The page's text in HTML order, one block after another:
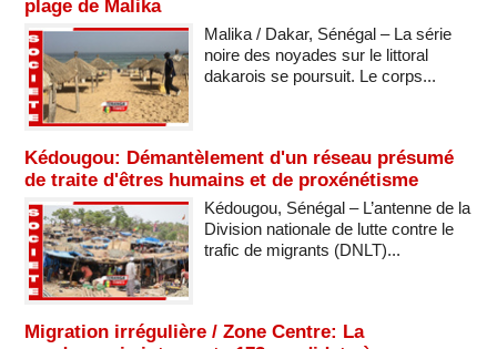
plage de Malika
Malika / Dakar, Sénégal – La série
noire des noyades sur le littoral
dakarois se poursuit. Le corps...
Kédougou: Démantèlement d'un réseau présumé
de traite d'êtres humains et de proxénétisme
Kédougou, Sénégal – L’antenne de la
Division nationale de lutte contre le
trafic de migrants (DNLT)...
Migration irrégulière / Zone Centre: La